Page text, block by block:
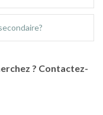
? Contactez-